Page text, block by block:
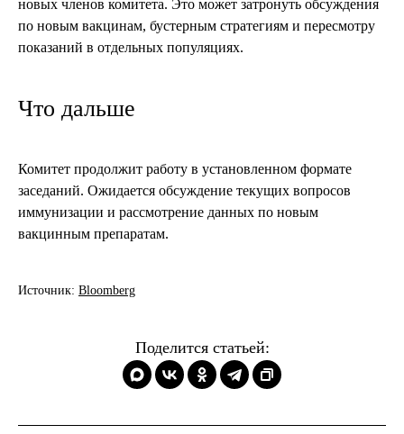
новых членов комитета. Это может затронуть обсуждения
по новым вакцинам, бустерным стратегиям и пересмотру
показаний в отдельных популяциях.
Что дальше
Комитет продолжит работу в установленном формате
заседаний. Ожидается обсуждение текущих вопросов
иммунизации и рассмотрение данных по новым
вакцинным препаратам.
Источник: Bloomberg
Поделится статьей: